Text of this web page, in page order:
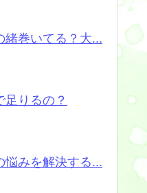
緒巻いてる？大...
足りるの？
悩みを解決する...